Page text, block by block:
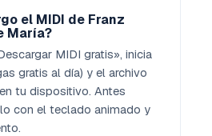
el MIDI de Franz
María?
MIDI gratis», inicia
gratis al día) y el archivo
tu dispositivo. Antes
con el teclado animado y